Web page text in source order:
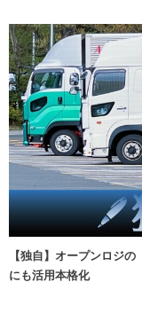
【独自】オープンロジ
にも活用本格化